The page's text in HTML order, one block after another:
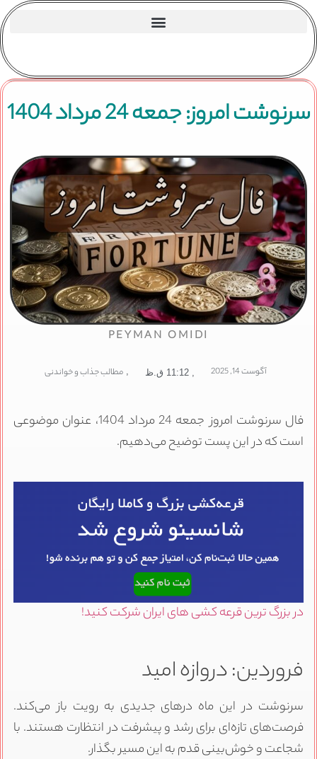
سرنوشت امروز: جمعه 24 مرداد 1404
PEYMAN OMIDI
آگوست 14, 2025 11:12 ق.ظ , مطالب جذاب و خواندنی
فال سرنوشت امروز جمعه 24 مرداد 1404، عنوان موضوعی
است که در این پست توضیح می‌دهیم.
در بزرگ ترین قرعه کشی های ایران شرکت کنید!
فروردین: دروازه امید
سرنوشت در این ماه درهای جدیدی به رویت باز می‌کند.
فرصت‌های تازه‌ای برای رشد و پیشرفت در انتظارت هستند. با
شجاعت و خوش‌بینی قدم به این مسیر بگذار.